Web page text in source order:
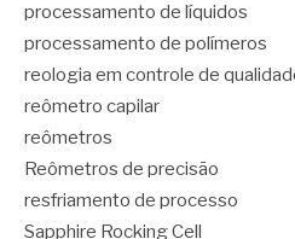
processamento de líquidos
processamento de polímeros
reologia em controle de
reômetro capilar
reômetros
Reômetros de precisão
resfriamento de processo
Sapphire Rocking Cell